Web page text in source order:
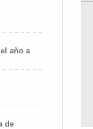
año a
de